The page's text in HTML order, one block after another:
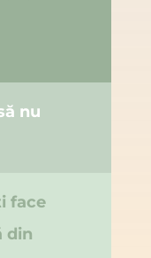
nu
face
din